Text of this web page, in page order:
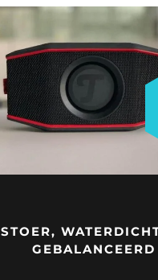
STOER,
GEBALANCEERD